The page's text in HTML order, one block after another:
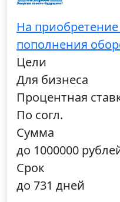
На
пополнения
Цели
Для бизнеса
Процентная
По согл.
Сумма
до 1000000
Срок
до 731 дней